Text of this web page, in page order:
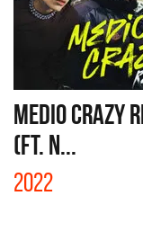
MEDIO CRAZY
(FT. N...
2022